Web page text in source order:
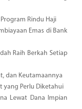
Rindu Haji
Emas di Bank
Raih Berkah Setiap
dan Keutamaannya
yang Perlu Diketahui
Lewat Dana Impian